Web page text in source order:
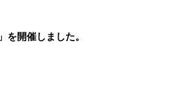
開催しました。